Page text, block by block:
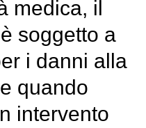
medica, il
soggetto a
i danni alla
quando
intervento